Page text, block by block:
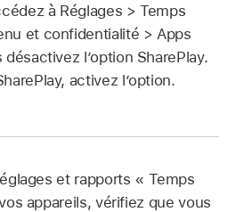
à Réglages > Temps
et confidentialité > Apps
l’option SharePlay.
activez l’option.
et rapports « Temps
appareils, vérifiez que vous